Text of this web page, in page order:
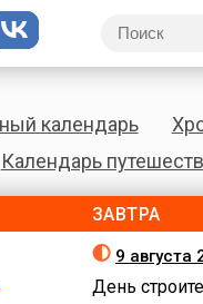
календарь
Календарь
ЗАВТРА
9 августа
День